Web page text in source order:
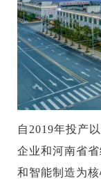
自2019年投产
企业和河南省
和智能制造为